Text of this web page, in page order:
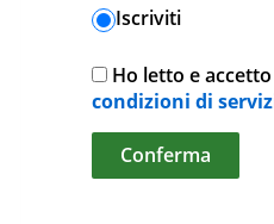
Iscriviti
Ho letto e
condizioni di